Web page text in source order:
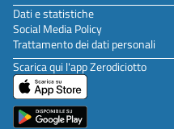
Dati e statistiche
Social Media Policy
Trattamento dei dati personali
Scarica qui l'app Zerodiciotto